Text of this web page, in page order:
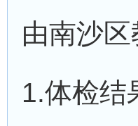
由南沙区
1.体检结